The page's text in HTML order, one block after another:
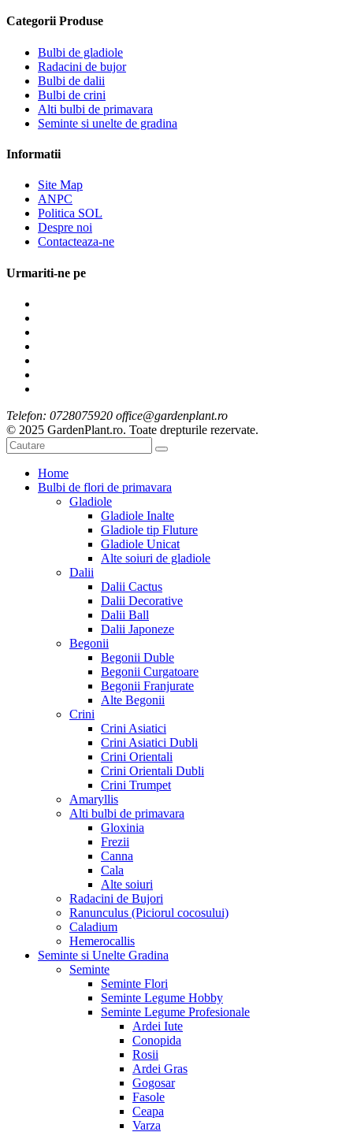
Categorii Produse
Bulbi de gladiole
Radacini de bujor
Bulbi de dalii
Bulbi de crini
Alti bulbi de primavara
Seminte si unelte de gradina
Informatii
Site Map
ANPC
Politica SOL
Despre noi
Contacteaza-ne
Urmariti-ne pe
Telefon: 0728075920 office@gardenplant.ro
© 2025 GardenPlant.ro. Toate drepturile rezervate.
Home
Bulbi de flori de primavara
Gladiole
Gladiole Inalte
Gladiole tip Fluture
Gladiole Unicat
Alte soiuri de gladiole
Dalii
Dalii Cactus
Dalii Decorative
Dalii Ball
Dalii Japoneze
Begonii
Begonii Duble
Begonii Curgatoare
Begonii Franjurate
Alte Begonii
Crini
Crini Asiatici
Crini Asiatici Dubli
Crini Orientali
Crini Orientali Dubli
Crini Trumpet
Amaryllis
Alti bulbi de primavara
Gloxinia
Frezii
Canna
Cala
Alte soiuri
Radacini de Bujori
Ranunculus (Piciorul cocosului)
Caladium
Hemerocallis
Seminte si Unelte Gradina
Seminte
Seminte Flori
Seminte Legume Hobby
Seminte Legume Profesionale
Ardei Iute
Conopida
Rosii
Ardei Gras
Gogosar
Fasole
Ceapa
Varza